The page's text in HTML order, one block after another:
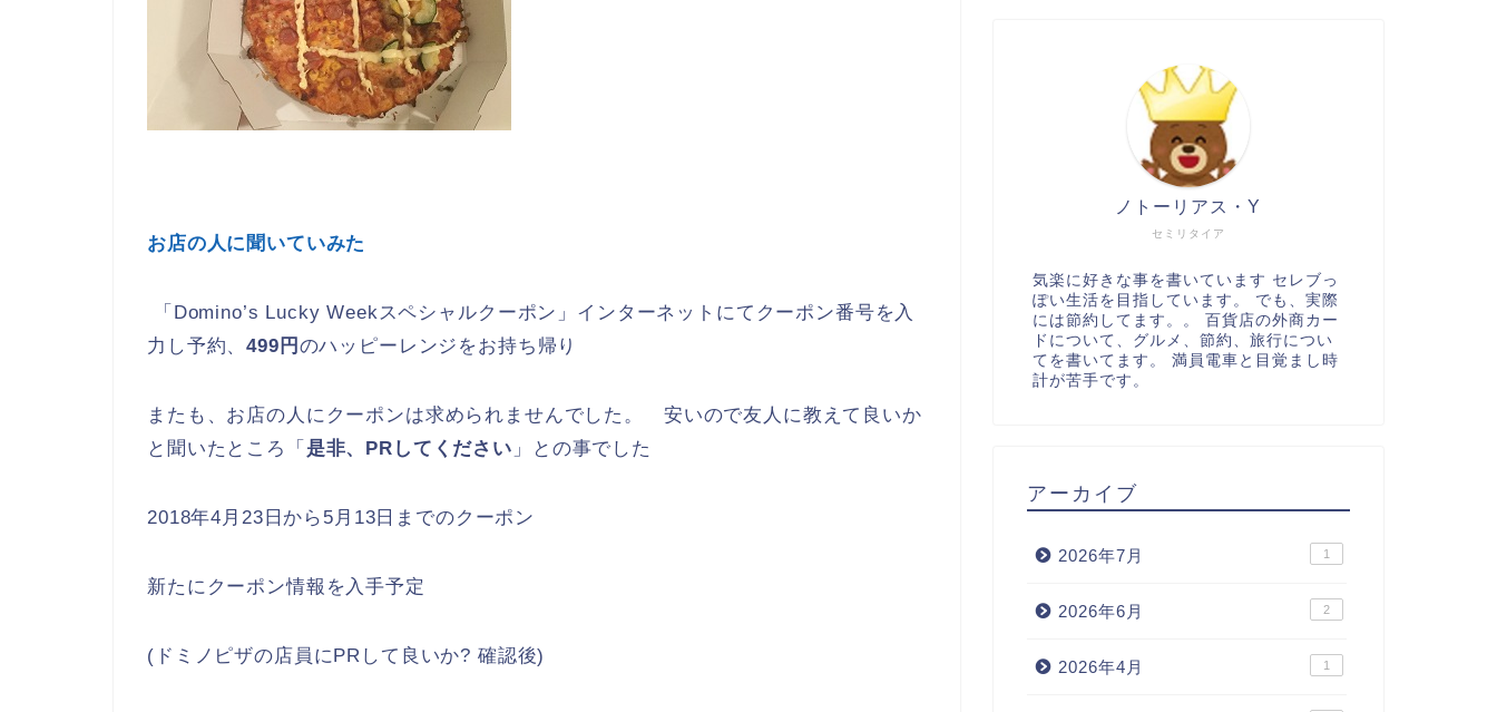
お店の人に聞いていみた
「Domino’s Lucky Weekスペシャルクーポン」インターネットにてクーポン番号を入
力し予約、499円 のハッピーレンジをお持ち帰り
またも、お店の人にクーポンは求められませんでした。 安いので友人に教えて良いか
と聞いたところ「 是非、PRしてください 」との事でした
2018年4月23日から5月13日までのクーポン
新たにクーポン情報を入手予定
(ドミノピザの店員にPRして良いか? 確認後)
セミリタイア
ノトーリアス・Y
気楽に好きな事を書いています セレブっ
ぽい生活を目指しています。 でも、実際
には節約してます。。 百貨店の外商カー
ドについて、グルメ、節約、旅行につい
てを書いてます。 満員電車と目覚まし時
計が苦手です。
アーカイブ
2026年7月 1
2026年6月 2
2026年4月 1